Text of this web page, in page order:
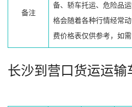
备注
备、轿车托运、危险品
格会随着各种行情经常
费价格表仅供参考，如
长沙到营口货运运输